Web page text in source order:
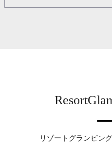
リゾートグランピン